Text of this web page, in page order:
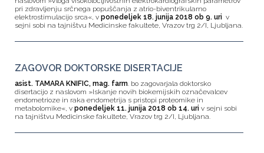
pri zdravljenju srčnega popuščanja z atrio-biventrikularno
elektrostimulacijo srca«, v ponedeljek 18. junija 2018 ob 9. uri v
sejni sobi na tajništvu Medicinske fakultete, Vrazov trg 2/I, Ljubljana.
ZAGOVOR DOKTORSKE DISERTACIJE
asist. TAMARA KNIFIC, mag. farm. bo zagovarjala doktorsko
disertacijo z naslovom »Iskanje novih biokemijskih označevalcev
endometrioze in raka endometrija s pristopi proteomike in
metabolomike«, v ponedeljek 11. junija 2018 ob 14. uri v sejni sobi
na tajništvu Medicinske fakultete, Vrazov trg 2/I, Ljubljana.